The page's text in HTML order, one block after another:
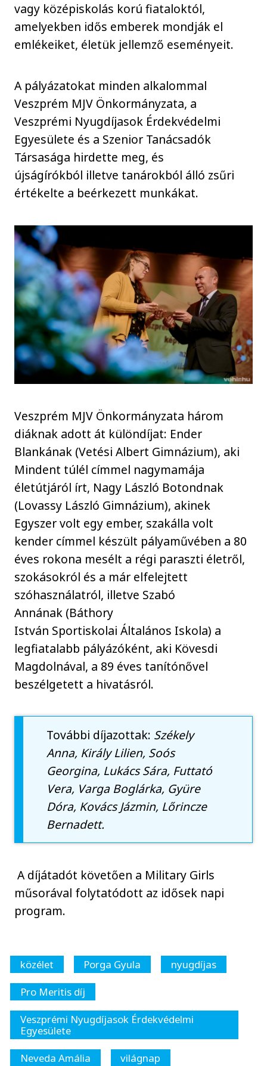
vagy középiskolás korú fiataloktól,
amelyekben idős emberek mondják el
emlékeiket, életük jellemző eseményeit.
A pályázatokat minden alkalommal
Veszprém MJV Önkormányzata, a
Veszprémi Nyugdíjasok Érdekvédelmi
Egyesülete és a Szenior Tanácsadók
Társasága hirdette meg, és
újságírókból illetve tanárokból álló zsűri
értékelte a beérkezett munkákat.
Veszprém MJV Önkormányzata három
diáknak adott át különdíjat: Ender
Blankának (Vetési Albert Gimnázium), aki
Mindent túlél címmel nagymamája
életútjáról írt, Nagy László Botondnak
(Lovassy László Gimnázium), akinek
Egyszer volt egy ember, szakálla volt
kender címmel készült pályaművében a 80
éves rokona mesélt a régi paraszti életről,
szokásokról és a már elfelejtett
szóhasználatról, illetve Szabó
Annának (Báthory
István Sportiskolai Általános Iskola) a
legfiatalabb pályázóként, aki Kövesdi
Magdolnával, a 89 éves tanítónővel
beszélgetett a hivatásról.
További díjazottak: Székely
Anna, Király Lilien, Soós
Georgina, Lukács Sára, Futtató
Vera, Varga Boglárka, Gyüre
Dóra, Kovács Jázmin, Lőrincze
Bernadett.
A díjátadót követően a Military Girls
műsorával folytatódott az idősek napi
program.
közélet Porga Gyula
nyugdíjas
Pro Meritis díj
Veszprémi Nyugdíjasok Érdekvédelmi
Egyesülete
Neveda Amália
világnap